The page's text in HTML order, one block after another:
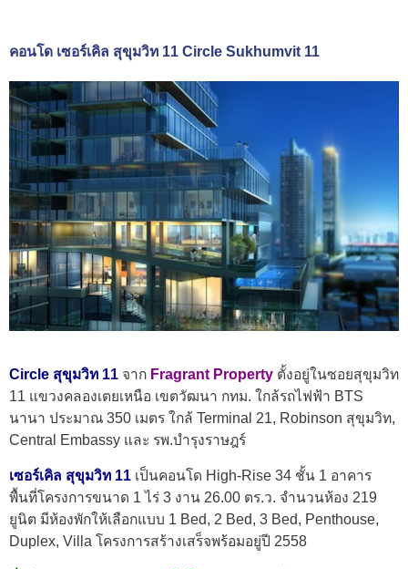
คอนโด เซอร์เคิล สุขุมวิท 11 Circle Sukhumvit 11
Circle สุขุมวิท 11 จาก Fragrant Property ตั้งอยู่ในซอยสุขุมวิท
11 แขวงคลองเตยเหนือ เขตวัฒนา กทม. ใกล้รถไฟฟ้า BTS
นานา ประมาณ 350 เมตร ใกล้ Terminal 21, Robinson สุขุมวิท,
Central Embassy และ รพ.บำรุงราษฎร์
เซอร์เคิล สุขุมวิท 11 เป็นคอนโด High-Rise 34 ชั้น 1 อาคาร
พื้นที่โครงการขนาด 1 ไร่ 3 งาน 26.00 ตร.ว. จำนวนห้อง 219
ยูนิต มีห้องพักให้เลือกแบบ 1 Bed, 2 Bed, 3 Bed, Penthouse,
Duplex, Villa โครงการสร้างเสร็จพร้อมอยู่ปี 2558